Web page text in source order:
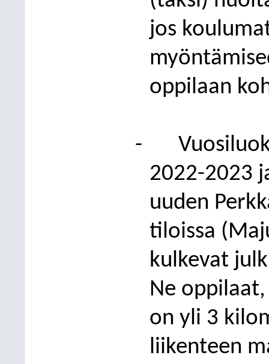
jos
oppilaan
-
2022-2023
uuden
tiloissa
kulkevat
Ne
on yli 3
liikenteen